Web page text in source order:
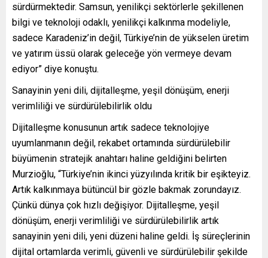
sürdürmektedir. Samsun, yenilikçi sektörlerle şekillenen
bilgi ve teknoloji odaklı, yenilikçi kalkınma modeliyle,
sadece Karadeniz’in değil, Türkiye’nin de yükselen üretim
ve yatırım üssü olarak geleceğe yön vermeye devam
ediyor” diye konuştu.
Sanayinin yeni dili, dijitalleşme, yeşil dönüşüm, enerji
verimliliği ve sürdürülebilirlik oldu
Dijitalleşme konusunun artık sadece teknolojiye
uyumlanmanın değil, rekabet ortamında sürdürülebilir
büyümenin stratejik anahtarı haline geldiğini belirten
Murzioğlu, “Türkiye’nin ikinci yüzyılında kritik bir eşikteyiz.
Artık kalkınmaya bütüncül bir gözle bakmak zorundayız.
Çünkü dünya çok hızlı değişiyor. Dijitalleşme, yeşil
dönüşüm, enerji verimliliği ve sürdürülebilirlik artık
sanayinin yeni dili, yeni düzeni haline geldi. İş süreçlerinin
dijital ortamlarda verimli, güvenli ve sürdürülebilir şekilde